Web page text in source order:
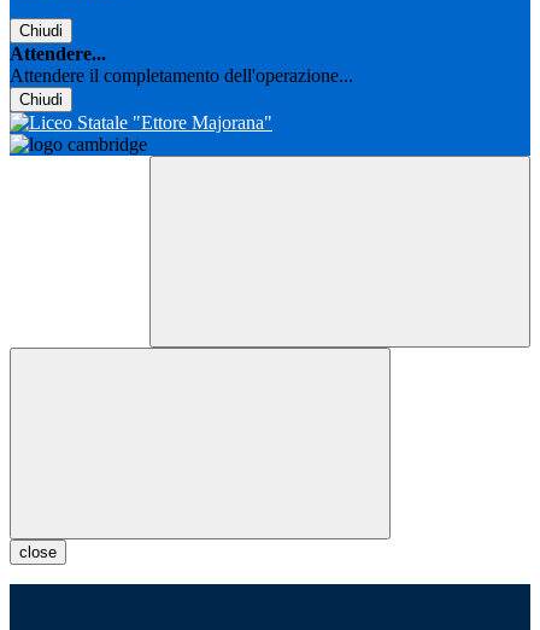
Chiudi
Attendere...
Attendere il completamento dell'operazione...
Chiudi
close